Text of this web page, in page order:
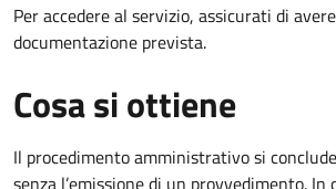
Per accedere al servizio, assicurati di
documentazione prevista.
Cosa si ottiene
Il procedimento amministrativo si
senza l’emissione di un provvedimento. In